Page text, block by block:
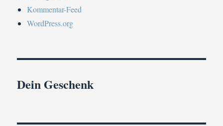
Kommentar-Feed
WordPress.org
Dein Geschenk